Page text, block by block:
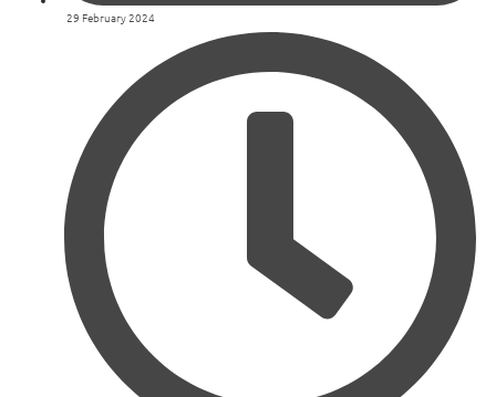
29 February 2024